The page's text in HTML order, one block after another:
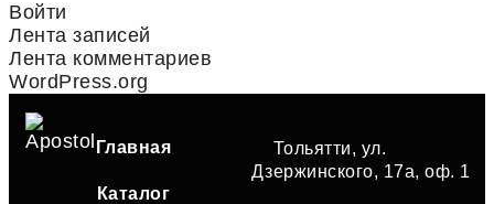
Войти
Лента записей
Лента комментариев
WordPress.org
Главная
Каталог
Тольятти, ул.
Дзержинского, 17а, оф. 1